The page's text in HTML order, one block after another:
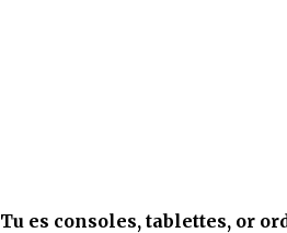
Tu es consoles, tablettes, or